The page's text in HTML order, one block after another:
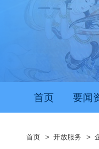
首页 要闻
首页 > 开放服务 >